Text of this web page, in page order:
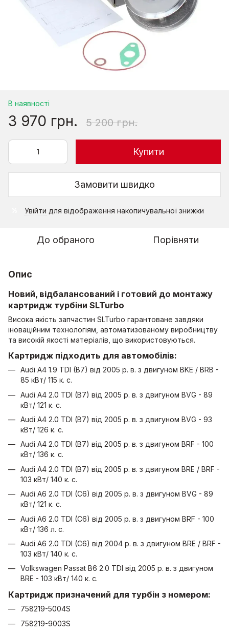
В наявності
3 970 грн. 5 200 грн.
Купити
Замовити швидко
Увійти для відображення накопичувальної знижки
До обраного Порівняти
Опис
Новий, відбалансований і готовий до монтажу
картридж турбіни SLTurbo
Висока якість запчастин SLTurbo гарантоване завдяки
іноваційним технологіям, автоматизованому виробництву
та високій якості матеріалів, що використовуються.
Картридж підходить для автомобілів:
Audi A4 1.9 TDI (B7) від 2005 р. в. з двигуном BKE / BRB -
85 кВт/ 115 к. с.
Audi A4 2.0 TDI (B7) від 2005 р. в. з двигуном BVG - 89
кВт/ 121 к. с.
Audi A4 2.0 TDI (B7) від 2005 р. в. з двигуном BVG - 93
кВт/ 126 к. с.
Audi A4 2.0 TDI (B7) від 2005 р. в. з двигуном BRF - 100
кВт/ 136 к. с.
Audi A4 2.0 TDI (B7) від 2005 р. в. з двигуном BRE / BRF -
103 кВт/ 140 к. с.
Audi A6 2.0 TDI (C6) від 2005 р. в. з двигуном BVG - 89
кВт/ 121 к. с.
Audi A6 2.0 TDI (C6) від 2005 р. в. з двигуном BRF - 100
кВт/ 136 л. с.
Audi A6 2.0 TDI (C6) від 2004 р. в. з двигуном BRE / BRF -
103 кВт/ 140 к. с.
Volkswagen Passat B6 2.0 TDI від 2005 р. в. з двигуном
BRE - 103 кВт/ 140 к. с.
Картридж призначений для турбін з номером:
758219-5004S
758219-9003S